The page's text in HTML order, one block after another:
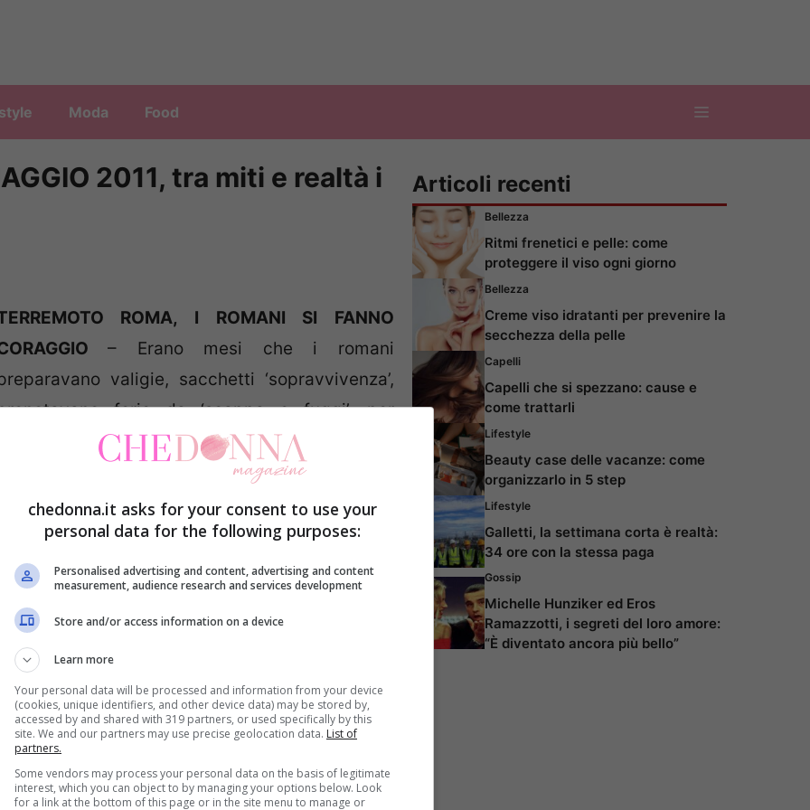
Moda Food
2011, tra miti e realtà i
ROMA, I ROMANI SI FANNO
– Erano mesi che i romani
valigie, sacchetti ‘sopravvivenza’,
ferie da ‘scappa e fuggi’, per
scampare al ‘devastante’ terremoto che avrebbe
colpito la Capitale proprio nella giornata di oggi,
11 Maggio 2011. Si prevedeva una Roma semi
iniziata a circolare sui media, riprendendo
divenuto famoso per aver predetto
in date posteriori alla sua morte.
che seguaci di Bendandi
la popolazione, aggiungendo che lo
terremoto in questo giorno, e tanto meno a
ha voluto ascoltare chi, tra scienziati e
psicosi dei più suscettibili, ed i prati della
uffici e negozi sono stati stranamente colpiti
Articoli recenti
Bellezza
Ritmi frenetici e pelle: come
proteggere il viso ogni giorno
Bellezza
Creme viso idratanti per prevenire la
secchezza della pelle
Capelli
Capelli che si spezzano: cause e
come trattarli
Lifestyle
Beauty case delle vacanze: come
organizzarlo in 5 step
Lifestyle
Galletti, la settimana corta è realtà:
34 ore con la stessa paga
Gossip
Michelle Hunziker ed Eros
Ramazzotti, i segreti del loro amore:
“È diventato ancora più bello”
chedonna.it asks for your consent to use your
personal data for the following purposes:
Personalised advertising and content, advertising and content
measurement, audience research and services development
Store and/or access information on a device
Learn more
Your personal data will be processed and information from your device
(cookies, unique identifiers, and other device data) may be stored by,
accessed by and shared with 319 partners, or used specifically by this
site. We and our partners may use precise geolocation data. List of
partners.
Some vendors may process your personal data on the basis of legitimate
interest, which you can object to by managing your options below. Look
for a link at the bottom of this page or in the site menu to manage or